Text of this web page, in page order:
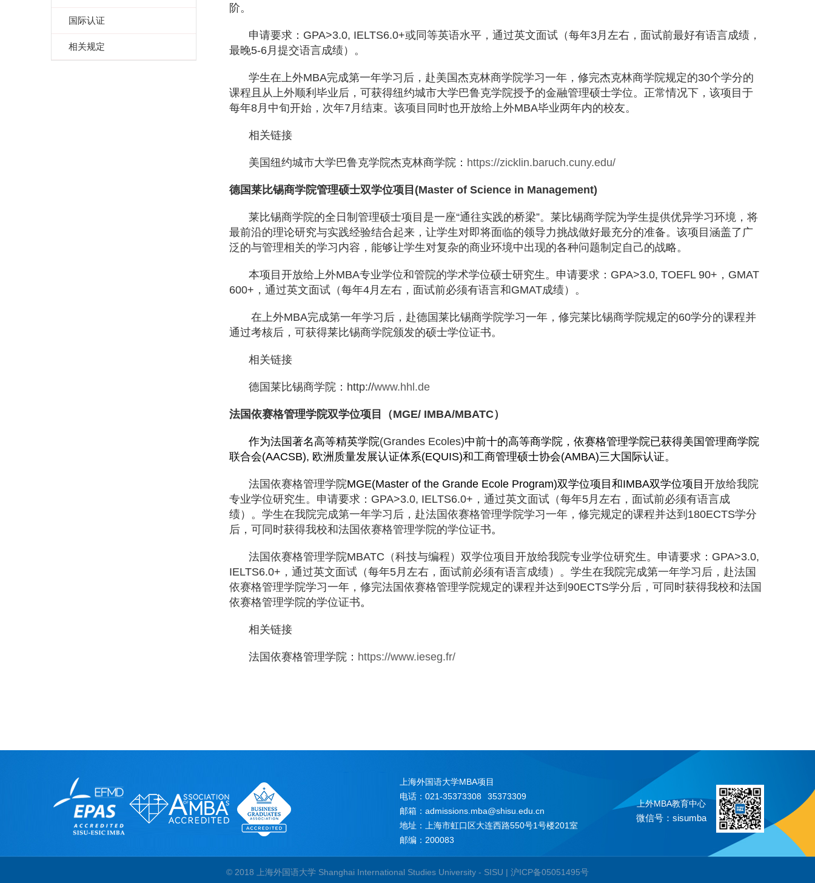
国际认证
相关规定
阶。
申请要求： GPA>3.0, IELTS6.0+或同等英语水平，通过英文面试（每年3月左右，面试前最好有语言成绩，
最晚5-6月提交语言成绩）。
学生在上外MBA完成第一年学习后，赴美国杰克林商学院学习一年，修完杰克林商学院规定的30个学分的
课程且从上外顺利毕业后，可获得纽约城市大学巴鲁克学院授予的金融管理硕士学位。正常情况下，该项目于
每年8月中旬开始，次年7 月结束。该项目同时也开放给上外MBA毕业两年内的校友。
相关链接
美国纽约城市大学巴鲁克学院杰克林商学院： https://zicklin.baruch.cuny.edu/
德国莱比锡商学院管理硕士双学位项目 (Master of Science in Management)
莱比锡商学院的全日制管理硕士项目是一座“通往实践的桥梁”。莱比锡商学院为学生提供优异学习环境，将
最前沿的理论研究与实践经验结合起来，让学生对即将面临的领导力挑战做好最充分的准备。该项目涵盖了广
泛的与管理相关的学习内容，能够让学生对复杂的商业环境中出现的各种问题制定自己的战略。
本项目开放给上外MBA专业学位和管院的学术学位硕士研究生。申请要求： GPA>3.0, TOEFL 90+ ， GMAT
600+ ，通过英文面试（每年4月左右，面试前必须有语言和GMAT成绩）。
在上外MBA完成第一年学习后，赴德国莱比锡商学院学习一年，修完莱比锡商学院规定的60学分的课程并
通过考核后，可获得莱比锡商学院颁发的硕士学位证书。
相关链接
德国莱比锡商学院： http://www.hhl.de
法国依赛格管理学院双学位项目（MGE/ IMBA/MBATC）
作为法国著名高等精英学院(Grandes Ecoles)中前十的高等商学院，依赛格管理学院已获得美国管理商学院
联合会(AACSB), 欧洲质量发展认证体系(EQUIS)和工商管理硕士协会(AMBA)三大国际认证。
法国依赛格管理学院MGE(Master of the Grande Ecole Program)双学位项目和IMBA双学位项目 开放给我院
专业学位研究生。申请要求： GPA>3.0, IELTS6.0+ ，通过英文面试（每年5月左右，面试前必须有语言成
绩）。学生在我院完成第一年学习后，赴法国依赛格管理学院学习一年，修完规定的课程并达到 180ECTS学分
后，可同时获得我校和法国依赛格管理学院的学位证书。
法国依赛格管理学院MBATC （科技与编程）双学位项目开放给我院专业学位研究生。申请要求： GPA>3.0,
IELTS6.0+ ，通过英文面试（每年5月左右，面试前必须有语言成绩）。学生在我院完成第一年学习后，赴法国
依赛格管理学院学习一年，修完法国依赛格管理学院规定的课程并达到 90ECTS学分后，可同时获得我校和法国
依赛格管理学院的学位证书。
相关链接
法国依赛格管理学院： https://www.ieseg.fr/
上海外国语大学MBA项目
电话：021-35373308
35373309
邮箱：admissions.mba@shisu.edu.cn
地址：上海市虹口区大连西路550号1号楼201室
邮编：200083
上外MBA教育中心
微信号：sisumba
© 2018 上海外国语大学 Shanghai International Studies University - SISU | 沪ICP备05051495号